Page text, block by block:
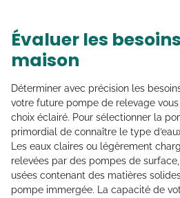
Évaluer les
maison
Déterminer avec précision les
votre future pompe de relevage
choix éclairé. Pour sélectionner la
primordial de connaître le type
Les eaux claires ou légèrement
relevées par des pompes de
usées contenant des matières
pompe immergée. La capacité de